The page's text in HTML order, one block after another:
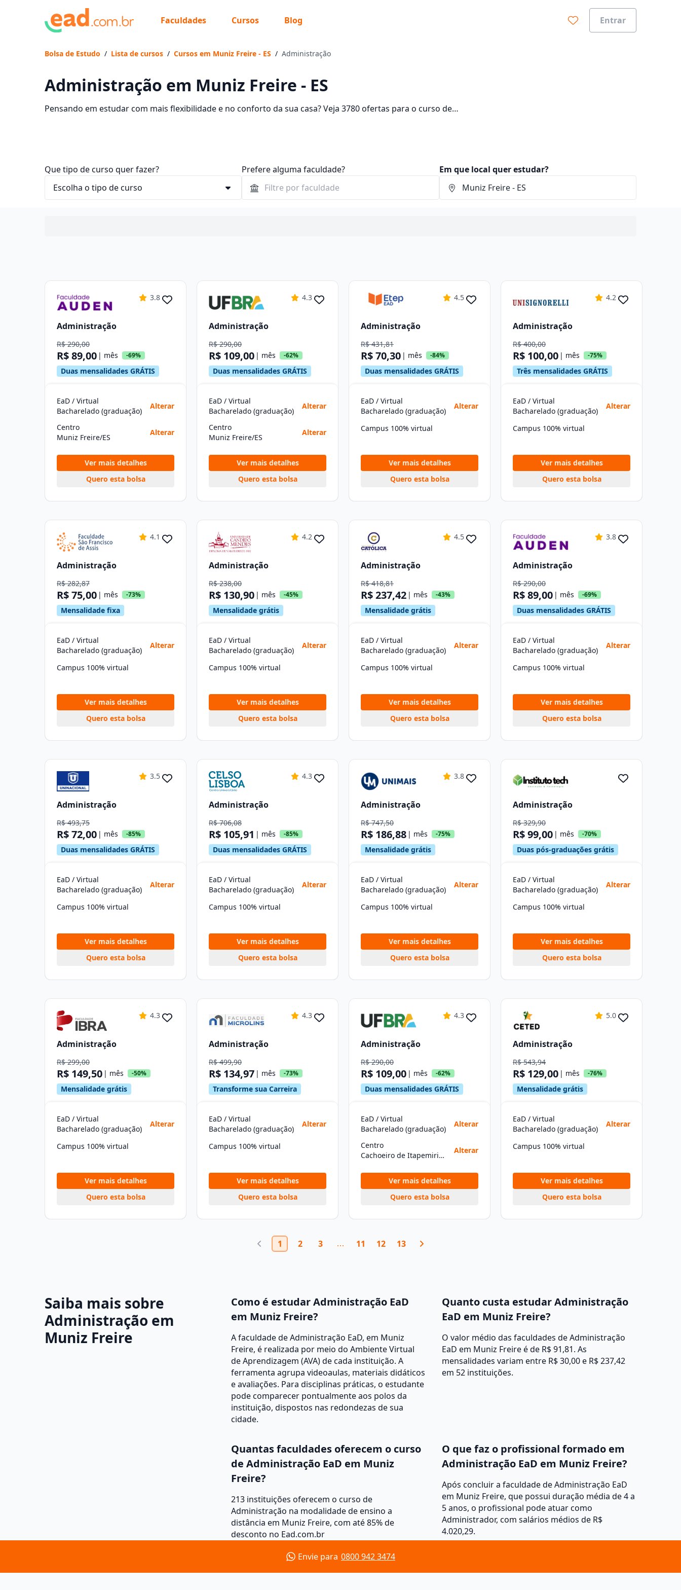
Faculdades Cursos Blog Entrar
Bolsa de Estudo / Lista de cursos / Cursos em Muniz Freire - ES / Administração
Administração em Muniz Freire - ES
Pensando em estudar com mais flexibilidade e no conforto da sua casa? Veja 3780 ofertas para o curso de
Que tipo de curso quer fazer? Prefere alguma faculdade? Em que local quer estudar?
3.8
Administração
R$ 290,00
R$ 89,00 | mês -69%
Duas mensalidades GRÁTIS
EaD / Virtual
Bacharelado (graduação)
Alterar
Centro
Muniz Freire/ES
Alterar
Ver mais detalhes
Quero esta bolsa
4.3
Administração
R$ 290,00
R$ 109,00 | mês -62%
Duas mensalidades GRÁTIS
EaD / Virtual
Bacharelado (graduação)
Alterar
Centro
Muniz Freire/ES
Alterar
Ver mais detalhes
Quero esta bolsa
4.5
Administração
R$ 431,81
R$ 70,30 | mês -84%
Duas mensalidades GRÁTIS
EaD / Virtual
Bacharelado (graduação)
Alterar
Campus 100% virtual
Ver mais detalhes
Quero esta bolsa
4.2
Administração
R$ 400,00
R$ 100,00 | mês -75%
Três mensalidades GRÁTIS
EaD / Virtual
Bacharelado (graduação)
Alterar
Campus 100% virtual
Ver mais detalhes
Quero esta bolsa
4.1
Administração
R$ 282,87
R$ 75,00 | mês -73%
Mensalidade fixa
EaD / Virtual
Bacharelado (graduação)
Alterar
Campus 100% virtual
Ver mais detalhes
Quero esta bolsa
4.2
Administração
R$ 238,00
R$ 130,90 | mês -45%
Mensalidade grátis
EaD / Virtual
Bacharelado (graduação)
Alterar
Campus 100% virtual
Ver mais detalhes
Quero esta bolsa
4.5
Administração
R$ 418,81
R$ 237,42 | mês -43%
Mensalidade grátis
EaD / Virtual
Bacharelado (graduação)
Alterar
Campus 100% virtual
Ver mais detalhes
Quero esta bolsa
3.8
Administração
R$ 290,00
R$ 89,00 | mês -69%
Duas mensalidades GRÁTIS
EaD / Virtual
Bacharelado (graduação)
Alterar
Campus 100% virtual
Ver mais detalhes
Quero esta bolsa
3.5
Administração
R$ 493,75
R$ 72,00 | mês -85%
Duas mensalidades GRÁTIS
EaD / Virtual
Bacharelado (graduação)
Alterar
Campus 100% virtual
Ver mais detalhes
Quero esta bolsa
4.3
Administração
R$ 706,08
R$ 105,91 | mês -85%
Duas mensalidades GRÁTIS
EaD / Virtual
Bacharelado (graduação)
Alterar
Campus 100% virtual
Ver mais detalhes
Quero esta bolsa
3.8
Administração
R$ 747,50
R$ 186,88 | mês -75%
Mensalidade grátis
EaD / Virtual
Bacharelado (graduação)
Alterar
Campus 100% virtual
Ver mais detalhes
Quero esta bolsa
Administração
R$ 329,90
R$ 99,00 | mês -70%
Duas pós-graduações grátis
EaD / Virtual
Bacharelado (graduação)
Alterar
Campus 100% virtual
Ver mais detalhes
Quero esta bolsa
4.3
Administração
R$ 299,00
R$ 149,50 | mês -50%
Mensalidade grátis
EaD / Virtual
Bacharelado (graduação)
Alterar
Campus 100% virtual
Ver mais detalhes
Quero esta bolsa
4.3
Administração
R$ 499,90
R$ 134,97 | mês -73%
Transforme sua Carreira
EaD / Virtual
Bacharelado (graduação)
Alterar
Campus 100% virtual
Ver mais detalhes
Quero esta bolsa
4.3
Administração
R$ 290,00
R$ 109,00 | mês -62%
Duas mensalidades GRÁTIS
EaD / Virtual
Bacharelado (graduação)
Alterar
Centro
Cachoeiro de Itapemirim/ES
Alterar
Ver mais detalhes
Quero esta bolsa
5.0
Administração
R$ 543,94
R$ 129,00 | mês -76%
Mensalidade grátis
EaD / Virtual
Bacharelado (graduação)
Alterar
Campus 100% virtual
Ver mais detalhes
Quero esta bolsa
1 2 3 11 12 13
Saiba mais sobre
Administração em
Muniz Freire
Como é estudar Administração EaD
em Muniz Freire?
A faculdade de Administração EaD, em Muniz
Freire, é realizada por meio do Ambiente Virtual
de Aprendizagem (AVA) de cada instituição. A
ferramenta agrupa videoaulas, materiais didáticos
e avaliações. Para disciplinas práticas, o estudante
pode comparecer pontualmente aos polos da
instituição, dispostos nas redondezas de sua
cidade.
Quanto custa estudar Administração
EaD em Muniz Freire?
O valor médio das faculdades de Administração
EaD em Muniz Freire é de R$ 91,81. As
mensalidades variam entre R$ 30,00 e R$ 237,42
em 52 instituições.
Quantas faculdades oferecem o curso
de Administração EaD em Muniz
Freire?
213 instituições oferecem o curso de
Administração na modalidade de ensino a
distância em Muniz Freire, com até 85% de
desconto no Ead.com.br
O que faz o profissional formado em
Administração EaD em Muniz Freire?
Após concluir a faculdade de Administração EaD
em Muniz Freire, que possui duração média de 4 a
5 anos, o profissional pode atuar como
Administrador, com salários médios de R$
4.020,29.
Envie para 0800 942 3474